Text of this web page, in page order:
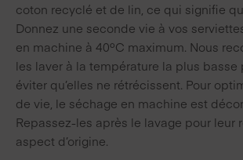
coton recyclé et de lin, ce qui signifie
Donnez une seconde vie à vos
en machine à 40ºC maximum. Nous
les laver à la température la plus
éviter qu’elles ne rétrécissent. Pour
de vie, le séchage en machine est
Repassez-les après le lavage pour leur
aspect d’origine.